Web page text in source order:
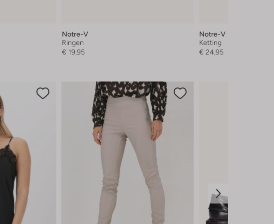
Notre-V
Ringen
€ 19,95
Notre-V
Ketting
€ 24,95